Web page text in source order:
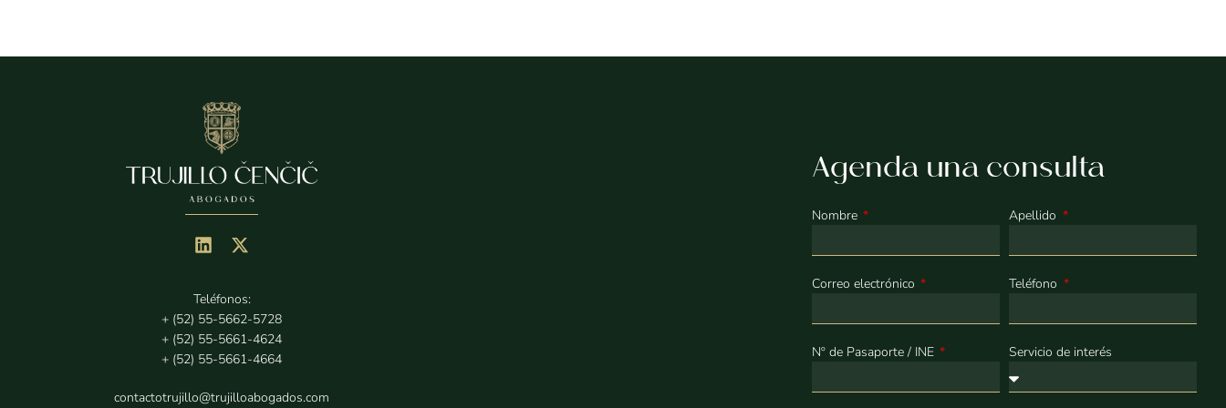
Teléfonos:
+ (52) 55-5662-5728
+ (52) 55-5661-4624
+ (52) 55-5661-4664
contactotrujillo@trujilloabogados.com
Agenda una consulta
Nombre Apellido
Correo electrónico Teléfono
Nº de Pasaporte / INE Servicio de interés